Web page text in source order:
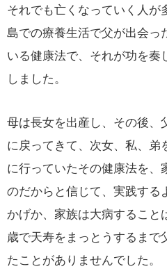
それでも亡くなっていく人が
島での療養生活で父が出会っ
いる健康法で、それが功を
しました。
母は長女を出産し、その後、
に戻ってきて、次女、私、
に行っていたその健康法を、
のだからと信じて、実践する
かげか、家族は大病すること
歳で天寿をまっとうするまで
たことがありませんでした。